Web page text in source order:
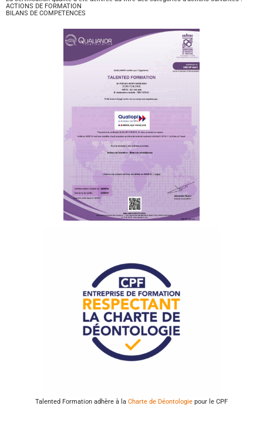
ACTIONS DE FORMATION
BILANS DE COMPETENCES
Talented Formation adhère à la Charte de Déontologie pour le CPF